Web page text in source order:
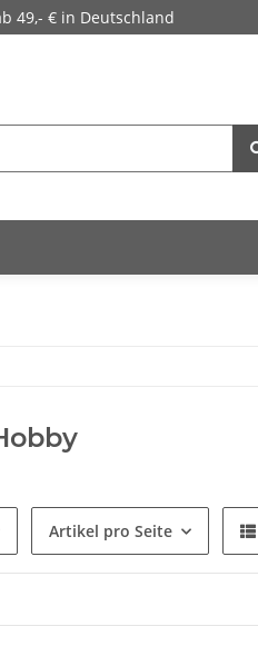
49,- € in Deutschland
Artikel pro Seite